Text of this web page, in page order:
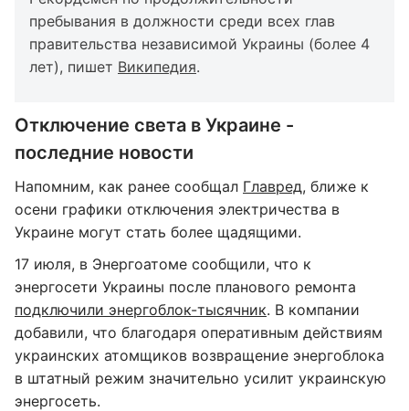
пребывания в должности среди всех глав
правительства независимой Украины (более 4
лет), пишет Википедия.
Отключение света в Украине -
последние новости
Напомним, как ранее сообщал Главред, ближе к
осени графики отключения электричества в
Украине могут стать более щадящими.
17 июля, в Энергоатоме сообщили, что к
энергосети Украины после планового ремонта
подключили энергоблок-тысячник. В компании
добавили, что благодаря оперативным действиям
украинских атомщиков возвращение энергоблока
в штатный режим значительно усилит украинскую
энергосеть.